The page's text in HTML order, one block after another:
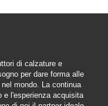
di calzature e
per dare forma alle
mondo. La continua
e l'esperienza acquisita